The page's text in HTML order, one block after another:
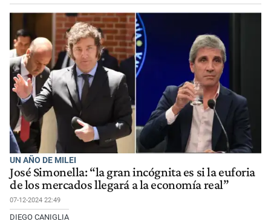
UN AÑO DE MILEI
José Simonella: “la gran incógnita es si la euforia
de los mercados llegará a la economía real”
07-12-2024 22:49
DIEGO CANIGLIA